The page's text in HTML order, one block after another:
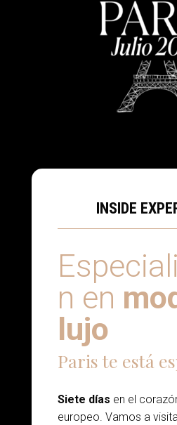
INSIDE
n en
lujo
Paris te está
Siete días en el
europeo. Vamos a